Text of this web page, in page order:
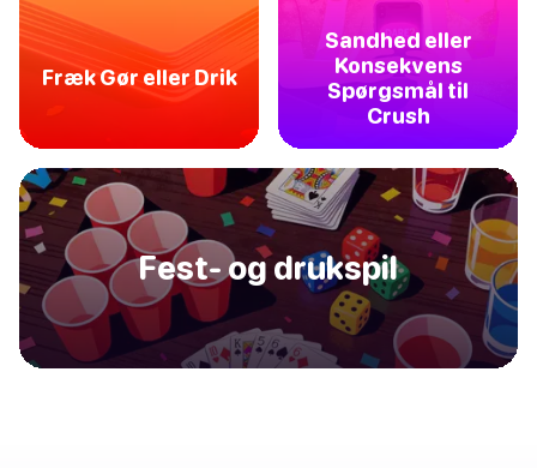
Fræk Gør eller Drik
Sandhed eller
Konsekvens
Spørgsmål til
Crush
Fest- og drukspil